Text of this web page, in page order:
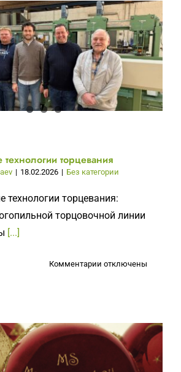
индивидуальные
заказы
торцевания
| 18.02.2026 | Без категории
торцевания:
торцовочной линии
[...]
Комментарии котключены